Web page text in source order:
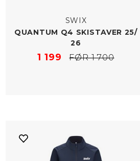
SWIX
QUANTUM Q4 SKISTAVER 25/​
26
1 199 FØR 1 700